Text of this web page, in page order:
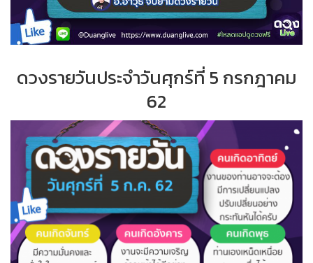
ดวงรายวันประจำวันศุกร์ที่ 5 กรกฎาคม
62